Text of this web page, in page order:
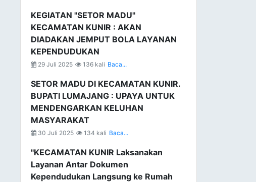
KEGIATAN "SETOR MADU"
KECAMATAN KUNIR : AKAN
DIADAKAN JEMPUT BOLA LAYANAN
KEPENDUDUKAN
29 Juli 2025 136 kali Baca...
SETOR MADU DI KECAMATAN KUNIR.
BUPATI LUMAJANG : UPAYA UNTUK
MENDENGARKAN KELUHAN
MASYARAKAT
30 Juli 2025 134 kali Baca...
"KECAMATAN KUNIR Laksanakan
Layanan Antar Dokumen
Kependudukan Langsung ke Rumah